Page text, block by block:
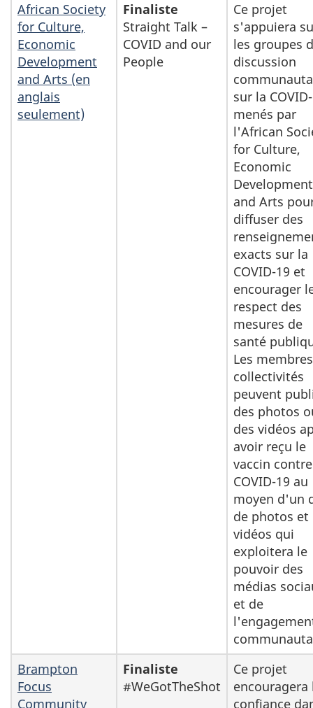
African Society
for Culture,
Economic
Development
and Arts (en
anglais
seulement)
Finaliste
Straight Talk –
COVID and our
People
Ce projet
s'appuiera
les groupes
discussion
sur la
menés par
l'African
for Culture,
Economic
Development
and Arts
diffuser des
exacts sur la
COVID-19 et
encourager
respect des
mesures de
santé
Les
collectivités
peuvent
des photos
des vidéos
avoir reçu le
vaccin
COVID-19 au
moyen d'un
de photos et
vidéos qui
exploitera le
pouvoir des
médias
et de
Brampton
Focus
Community
Finaliste
#WeGotTheShot
Ce projet
encouragera
confiance